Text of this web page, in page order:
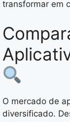
transformar em
O mercado de
diversificado.